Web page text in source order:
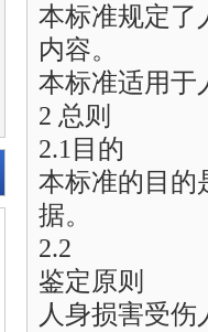
本标准规定了
内容。
本标准适用于
2 总则
2.1目的
本标准的目的
据。
2.2
鉴定原则
人身损害受